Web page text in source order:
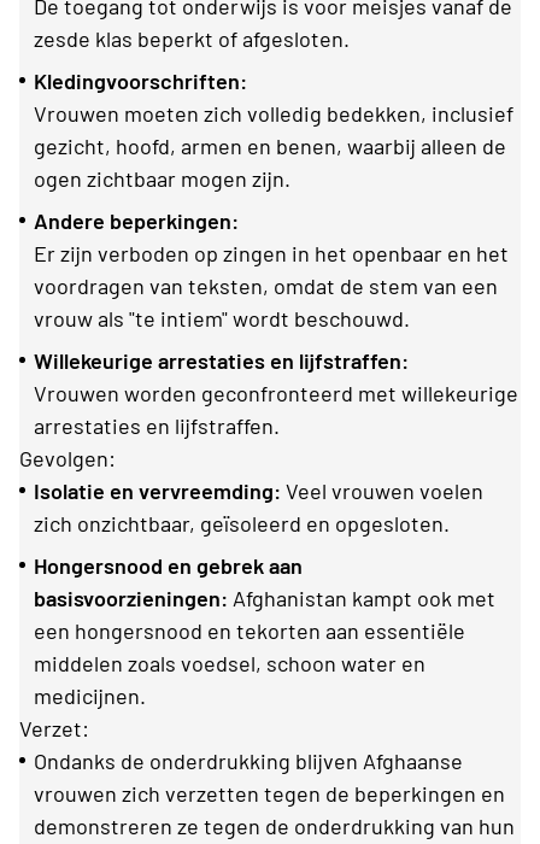
De toegang tot onderwijs is voor meisjes vanaf de
zesde klas beperkt of afgesloten.
Kledingvoorschriften:
Vrouwen moeten zich volledig bedekken, inclusief
gezicht, hoofd, armen en benen, waarbij alleen de
ogen zichtbaar mogen zijn.
Andere beperkingen:
Er zijn verboden op zingen in het openbaar en het
voordragen van teksten, omdat de stem van een
vrouw als "te intiem" wordt beschouwd.
Willekeurige arrestaties en lijfstraffen:
Vrouwen worden geconfronteerd met willekeurige
arrestaties en lijfstraffen.
Gevolgen:
Isolatie en vervreemding: Veel vrouwen voelen
zich onzichtbaar, geïsoleerd en opgesloten.
Hongersnood en gebrek aan
basisvoorzieningen: Afghanistan kampt ook met
een hongersnood en tekorten aan essentiële
middelen zoals voedsel, schoon water en
medicijnen.
Verzet:
Ondanks de onderdrukking blijven Afghaanse
vrouwen zich verzetten tegen de beperkingen en
demonstreren ze tegen de onderdrukking van hun